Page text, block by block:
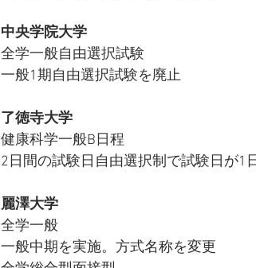
中央学院大学
全学一般自由選択試験
一般1期自由選択試験を廃止
了徳寺大学
健康科学一般B日程
2日間の試験日自由選択制で試験日が1
麗澤大学
全学一般
一般中期を実施。方式名称を変更